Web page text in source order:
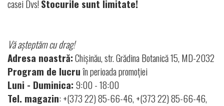
casei Dvs! Stocurile sunt limitate!
Vă așteptăm cu drag!
Adresa noastră:Chișinău, str. Grădina Botanică 15, MD-2032
Program de lucruîn perioada promoției
Luni - Duminica: 9:00 - 18:00
Tel. magazin: +(373 22) 85-66-46, +(373 22) 85-66-46,